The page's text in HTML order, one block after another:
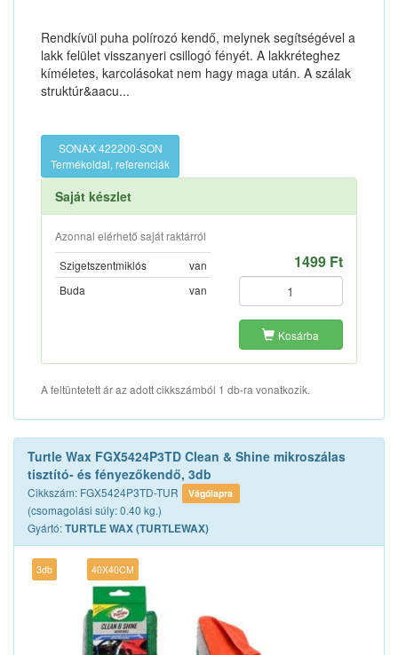
Rendkívül puha polírozó kendő, melynek segítségével a
lakk felület visszanyeri csillogó fényét. A lakkréteghez
kíméletes, karcolásokat nem hagy maga után. A szálak
struktúr&aacu...
SONAX 422200-SON
Termékoldal, referenciák
Saját készlet
Azonnal elérhető saját raktárról
Szigetszentmiklós
van
Buda
van
1499 Ft
Kosárba
A feltüntetett ár az adott cikkszámból 1 db-ra vonatkozik.
Turtle Wax FGX5424P3TD Clean & Shine mikroszálas
tisztító- és fényezőkendő, 3db
Cikkszám: FGX5424P3TD-TUR Vágólapra
(csomagolási súly: 0.40 kg.)
Gyártó:TURTLE WAX (TURTLEWAX)
3db 40X40CM